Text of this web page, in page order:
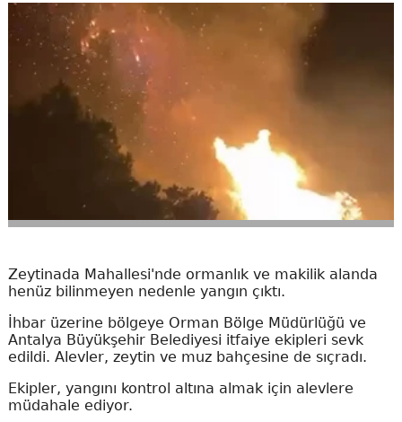
Zeytinada Mahallesi'nde ormanlık ve makilik alanda
henüz bilinmeyen nedenle yangın çıktı.
İhbar üzerine bölgeye Orman Bölge Müdürlüğü ve
Antalya Büyükşehir Belediyesi itfaiye ekipleri sevk
edildi. Alevler, zeytin ve muz bahçesine de sıçradı.
Ekipler, yangını kontrol altına almak için alevlere
müdahale ediyor.